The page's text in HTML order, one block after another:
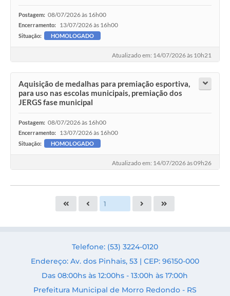
Postagem: 08/07/2026 às 16h00
Encerramento: 13/07/2026 às 16h00
Situação: HOMOLOGADO
Atualizado em: 14/07/2026 às 10h21
Aquisição de medalhas para premiação esportiva,
para uso nas escolas municipais, premiação dos
JERGS fase municipal
Postagem: 08/07/2026 às 16h00
Encerramento: 13/07/2026 às 16h00
Situação: HOMOLOGADO
Atualizado em: 14/07/2026 às 09h26
Telefone: (53) 3224-0120
Endereço: Av. dos Pinhais, 53 | CEP: 96150-000
Das 08:00hs às 12:00hs - 13:00h às 17:00h
Prefeitura Municipal de Morro Redondo - RS